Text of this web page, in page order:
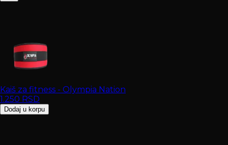
Kaiš za fitness - Olympia Nation
1.250 RSD
Dodaj u korpu